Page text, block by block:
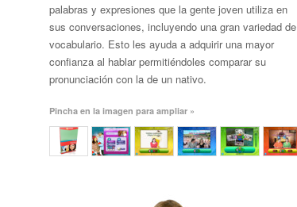
palabras y expresiones que la gente joven utiliza en
sus conversaciones, incluyendo una gran variedad de
vocabulario. Esto les ayuda a adquirir una mayor
confianza al hablar permitiéndoles comparar su
pronunciación con la de un nativo.
Pincha en la imagen para ampliar »